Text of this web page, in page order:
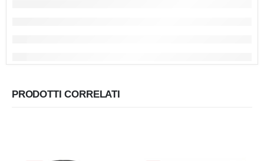
PRODOTTI CORRELATI